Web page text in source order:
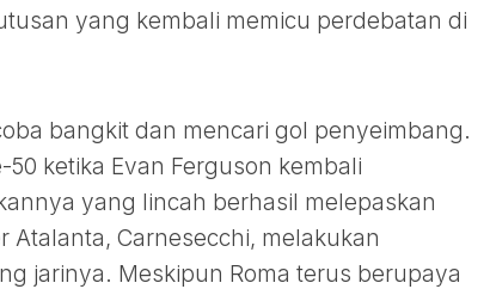
yang kembali memicu perdebatan di
bangkit dan mencari gol penyeimbang.
ketika Evan Ferguson kembali
yang lincah berhasil melepaskan
Atalanta, Carnesecchi, melakukan
jarinya. Meskipun Roma terus berupaya